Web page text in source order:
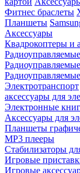
Фитнес браслеты
Планшеты
Аксессуары
Квадрокоптеры и
Электротранспорт
аксессуары для
Электронные
Аксессуары для
Планшеты
MP3 плееры
Стабилизаторы
Игровые
Игровые